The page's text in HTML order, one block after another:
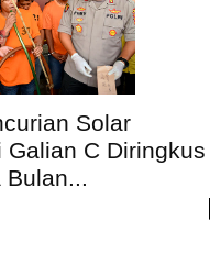
Solar
Galian C Diringkus
Bulan...